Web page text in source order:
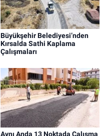
Büyükşehir Belediyesi’nden
Kırsalda Sathi Kaplama
Çalışmaları
Aynı Anda 13 Noktada Çalışma